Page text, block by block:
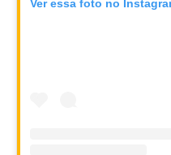
Ver essa foto no